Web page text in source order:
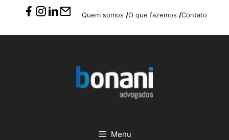
Quem somos /O que fazemos /Contato
Menu